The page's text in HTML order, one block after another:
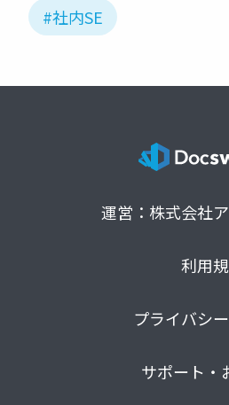
#社内SE
運営：株式会社
利用
プライバシ
サポート・